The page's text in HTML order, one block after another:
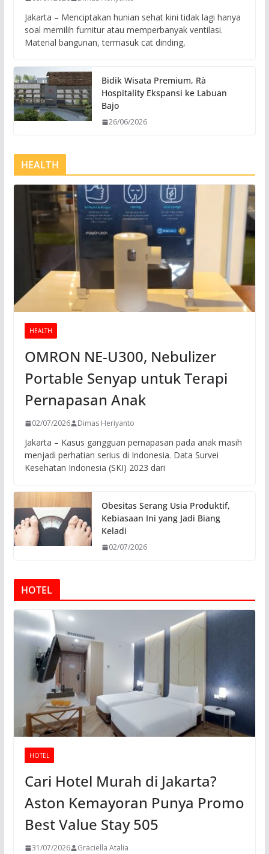
Jakarta – Menciptakan hunian sehat kini tidak lagi hanya
soal memilih furnitur atau memperbanyak ventilasi.
Material bangunan, termasuk cat dinding,
Bidik Wisata Premium, Rà
Hospitality Ekspansi ke Labuan
Bajo
26/06/2026
HEALTH
HEALTH
OMRON NE-U300, Nebulizer
Portable Senyap untuk Terapi
Pernapasan Anak
02/07/2026 Dimas Heriyanto
Jakarta – Kasus gangguan pernapasan pada anak masih
menjadi perhatian serius di Indonesia. Data Survei
Kesehatan Indonesia (SKI) 2023 dari
Obesitas Serang Usia Produktif,
Kebiasaan Ini yang Jadi Biang
Keladi
02/07/2026
HOTEL
HOTEL
Cari Hotel Murah di Jakarta?
Aston Kemayoran Punya Promo
Best Value Stay 505
31/07/2026 Graciella Atalia